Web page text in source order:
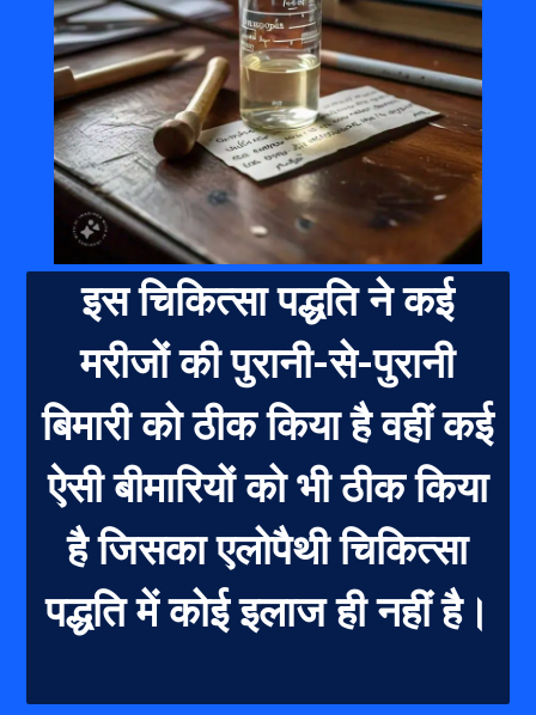
इस चिकित्सा पद्धति ने कई
मरीजों की पुरानी-से-पुरानी
बिमारी को ठीक कियाहै वहीं कई
ऐसी बीमारियों को भी ठीक किया
है जिसका एलोपैथी चिकित्सा
पद्धति में कोई इलाज ही नहीं है।